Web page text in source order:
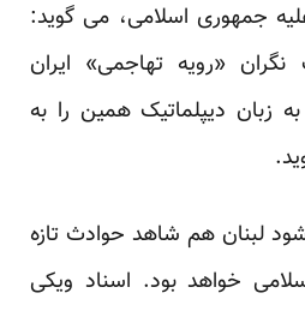
جمهوری اسلامی، می گوید:
«رویه تهاجمی» ایران
زبان دیپلماتیک همین را به
لبنان هم شاهد حوادث تازه
خواهد بود. اسناد ویکی